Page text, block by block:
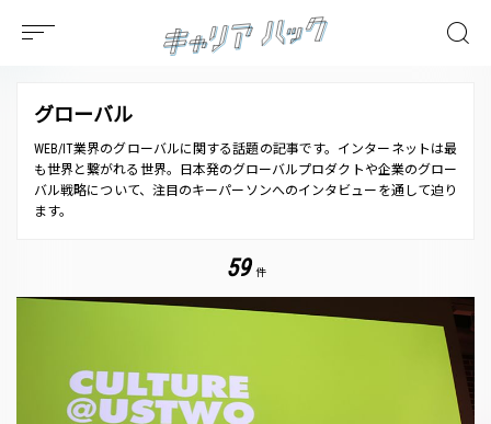
グローバル
WEB/IT業界のグローバルに関する話題の記事です。インターネットは最
も世界と繋がれる世界。日本発のグローバルプロダクトや企業のグロー
バル戦略について、注目のキーパーソンへのインタビューを通して迫り
ます。
59 件